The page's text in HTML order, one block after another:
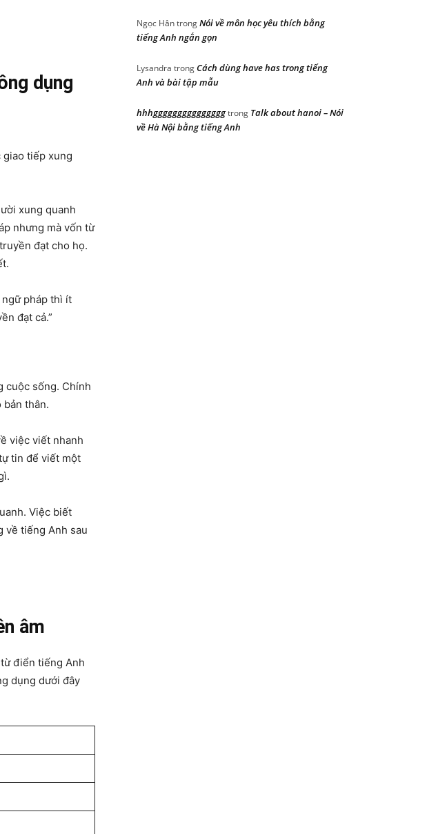
dụng
tiếp xung
xung quanh
nhưng mà vốn từ
đạt cho họ.
pháp thì ít
đạt cả.”
cuộc sống. Chính
thân.
việc viết nhanh
tin để viết một
Việc biết
về tiếng Anh sau
âm
điển tiếng Anh
dụng dưới đây
Ngọc HântrongNói về môn học yêu thích bằng
tiếng Anh ngắn gọn
Lysandra trongCách dùng have has trong tiếng
Anh và bài tập mẫu
hhhgggggggggggggggtrong Talk about hanoi – Nói
về Hà Nội bằng tiếng Anh